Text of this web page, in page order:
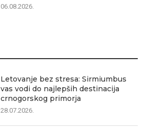
06.08.2026.
Letovanje bez stresa: Sirmiumbus
vas vodi do najlepših destinacija
crnogorskog primorja
28.07.2026.